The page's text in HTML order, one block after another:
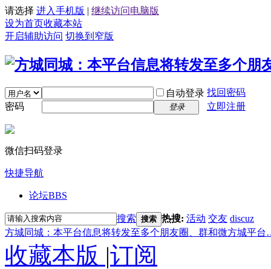
请选择 进入手机版 | 继续访问电脑版
设为首页收藏本站
开启辅助访问 切换到窄版
自动登录 找回密码
密码
登录 立即注册
微信扫码登录
快捷导航
论坛BBS
搜索 搜索 热搜: 活动 交友 discuz
方城同城：本平台信息将转发至多个朋友圈、群和微方城平
收藏本版 |订阅